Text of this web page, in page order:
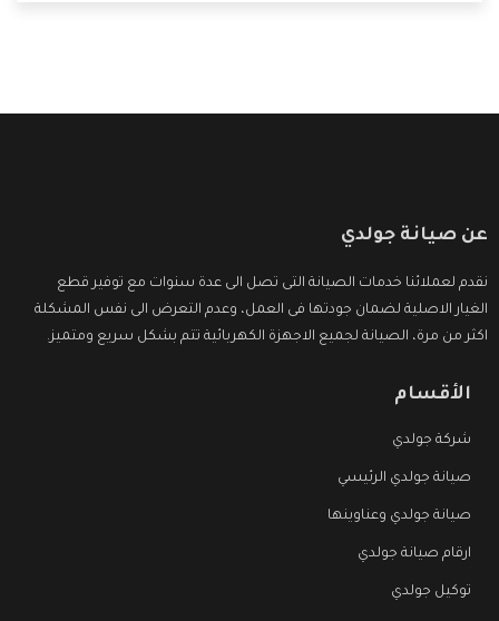
عن صيانة جولدي
نقدم لعملائنا خدمات الصيانة التى تصل الى عدة سنوات مع توفير قطع
الغيار الاصلية لضمان جودتها فى العمل، وعدم التعرض الى نفس المشكلة
اكثر من مرة، الصيانة لجميع الاجهزة الكهربائية تتم بشكل سريع ومتميز.
الأقسام
شركة جولدي
صيانة جولدي الرئيسي
صيانة جولدي وعناوينها
ارقام صيانة جولدي
توكيل جولدي